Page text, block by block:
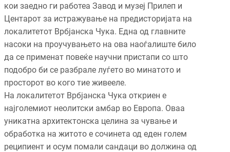
кои заедно ги работеа Завод и музеј Прилеп и
Центарот за истражување на предисторијата на
локалитетот Врбјанска Чука. Една од главните
насоки на проучувањето на ова наоѓалиште било
да се применат повеќе научни пристапи со што
подобро би се разбрале луѓето во минатото и
просторот во кого тие живееле.
На локалитетот Врбјанска Чука откриен е
најголемиот неолитски амбар во Европа. Оваа
уникатна архитектонска целина за чување и
обработка на житото е сочинета од еден голем
реципиент и осум помали сандаци во должина од